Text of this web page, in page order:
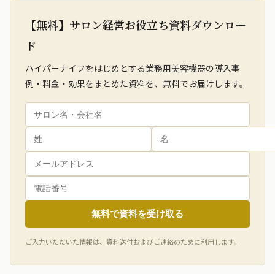
【無料】サロン経営お役立ち資料ダウンロー
ド
ハイパーナイフをはじめとする業務用美容機器の導入事
例・料金・効果をまとめた資料を、無料でお届けします。
無料で資料を受け取る
ご入力いただいた情報は、資料送付およびご連絡のために利用します。